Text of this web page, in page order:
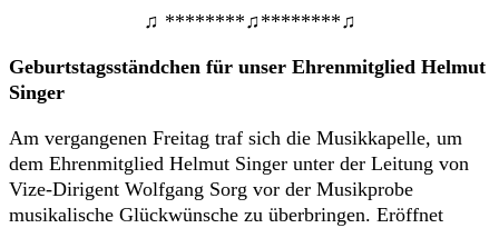
♫ ********♫********♫
Geburtstagsständchen für unser Ehrenmitglied Helmut
Singer
Am vergangenen Freitag traf sich die Musikkapelle, um
dem Ehrenmitglied Helmut Singer unter der Leitung von
Vize-Dirigent Wolfgang Sorg vor der Musikprobe
musikalische Glückwünsche zu überbringen. Eröffnet